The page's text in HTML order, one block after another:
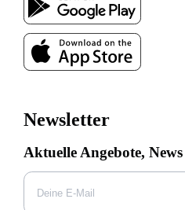
Newsletter
Aktuelle Angebote,